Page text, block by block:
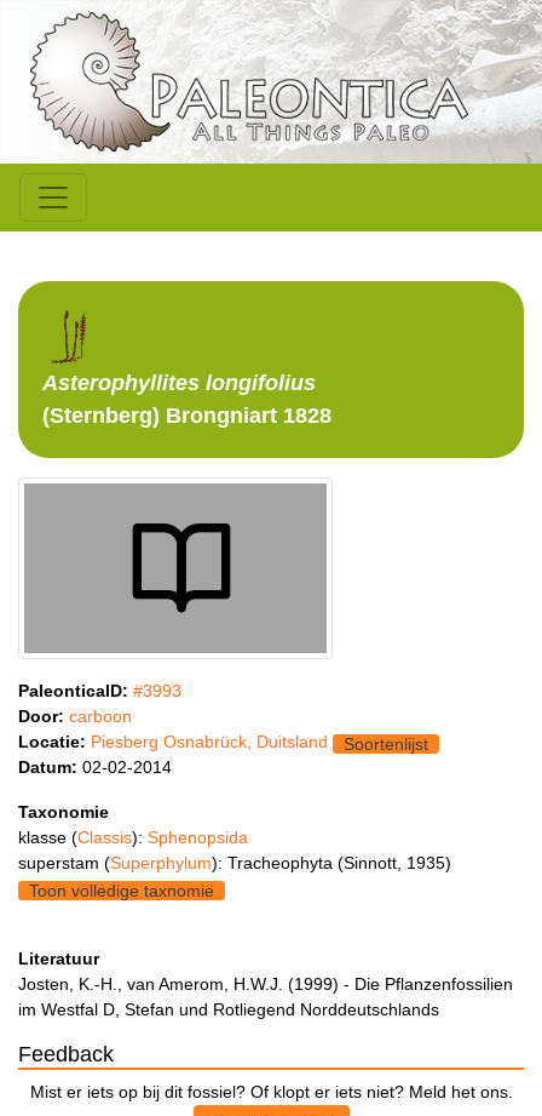
Asterophyllites longifolius
(Sternberg) Brongniart 1828
PaleonticaID: #3993
Door: carboon
Locatie: Piesberg Osnabrück, Duitsland
Soortenlijst
Datum: 02-02-2014
Taxonomie
klasse (Classis): Sphenopsida
superstam (Superphylum): Tracheophyta (Sinnott, 1935)
Toon volledige taxnomie
Literatuur
Josten, K.-H., van Amerom, H.W.J. (1999) - Die Pflanzenfossilien
im Westfal D, Stefan und Rotliegend Norddeutschlands
Feedback
Mist er iets op bij dit fossiel? Of klopt er iets niet? Meld het ons.